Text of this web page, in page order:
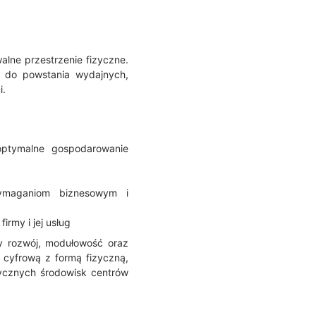
przestrzenie fizyczne.
powstania wydajnych,
gospodarowanie
biznesowym i
i jej usług
modułowość oraz
z formą fizyczną,
środowisk centrów